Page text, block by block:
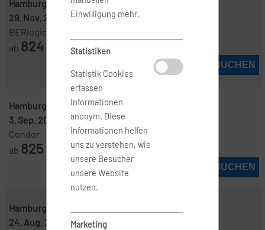
Hamburg ( HAM )-Punta Cana ( PUJ )
29. Nov. 2026
10. Dez. 2026
BERlogic
ab 824
JETZT BUCHEN
Hamburg ( HAM )-Punta Cana ( PUJ )
3. Sep. 2026
19. Sep. 2026
Condor
ab 825
JETZT BUCHEN
Hamburg ( HAM )
24. Aug. 2026
-12. Sep. 2026
Einwilligung mehr.
Statistiken
Statistik Cookies
erfassen
Informationen
anonym. Diese
Informationen helfen
uns zu verstehen, wie
unsere Besucher
unsere Website
nutzen.
Marketing